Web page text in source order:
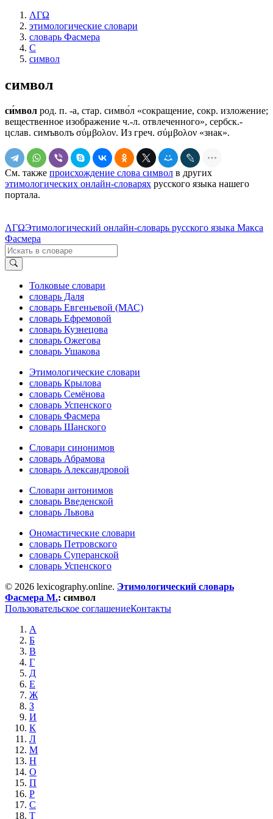
ΛΓΩ
этимологические словари
словарь Фасмера
С
символ
символ
си́мвол род. п. -а, стар. симво́л «сокращение, сокр. изложение;
вещественное изображение ч.-л. отвлеченного», сербск.-
цслав. симъволъ σύμβολον. Из греч. σύμβολον «знак».
См. также происхождение слова символ в других
этимологических онлайн-словарях русского языка нашего
портала.
ΛΓΩЭтимологический онлайн-словарь русского языка Макса
Фасмера
Толковые словари
словарь Даля
словарь Евгеньевой (МАС)
словарь Ефремовой
словарь Кузнецова
словарь Ожегова
словарь Ушакова
Этимологические словари
словарь Крылова
словарь Семёнова
словарь Успенского
словарь Фасмера
словарь Шанского
Словари синонимов
словарь Абрамова
словарь Александровой
Словари антонимов
словарь Введенской
словарь Львова
Ономастические словари
словарь Петровского
словарь Суперанской
словарь Успенского
© 2026 lexicography.online. Этимологический словарь
Фасмера М.: символ
Пользовательское соглашениеКонтакты
А
Б
В
Г
Д
Е
Ж
З
И
К
Л
М
Н
О
П
Р
С
Т